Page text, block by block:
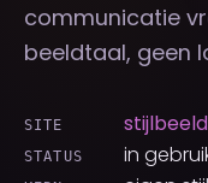
communicatie
beeldtaal, geen
SITE
STATUS in